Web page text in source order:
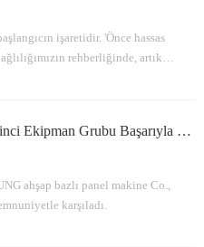
işaretidir. 'Önce hassas
rehberliğinde, artık
Shandong MINGHUNG'dan İkinci Ekipman Grubu Başarıyla Gönderildi
ahşap bazlı panel makine Co.,
karşıladı.